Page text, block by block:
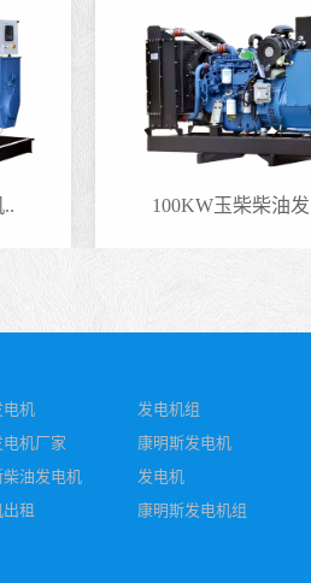
100KW玉柴柴油
电机
发电机组
机厂家
康明斯发电机
柴油发电机
发电机
租 康明斯发电机组